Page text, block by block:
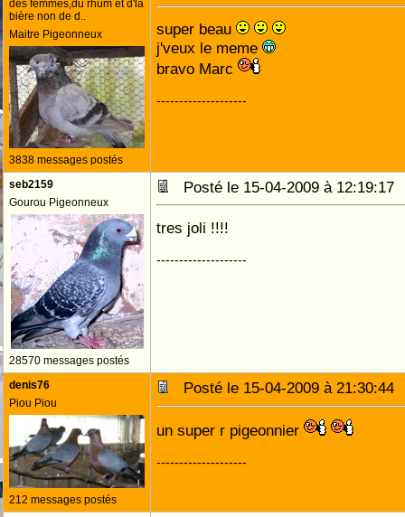
des femmes,du rhum et d'la
bière non de d..
Maitre Pigeonneux
3838 messages postés
super beau
j'veux le meme
bravo Marc
--------------------
seb2159
Gourou Pigeonneux
28570 messages postés
Posté le 15-04-2009 à
tres joli !!!!
--------------------
denis76
Piou Piou
212 messages postés
Posté le 15-04-2009 à
un super r pigeonnier
--------------------